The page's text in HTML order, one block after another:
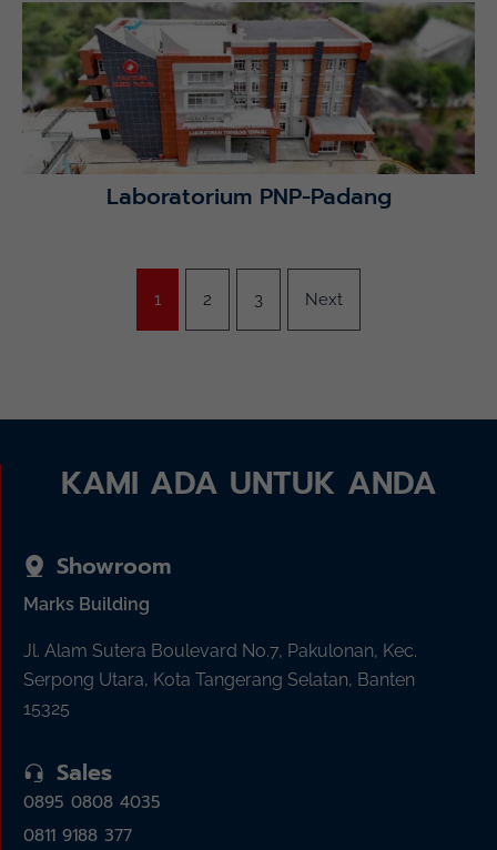
Lihat Detail Proyek
Laboratorium PNP-Padang
1 2 3 Next
KAMI ADA UNTUK ANDA
Showroom
Marks Building
Jl. Alam Sutera Boulevard No.7, Pakulonan, Kec.
Serpong Utara, Kota Tangerang Selatan, Banten
15325
Sales
0895 0808 4035
0811 9188 377